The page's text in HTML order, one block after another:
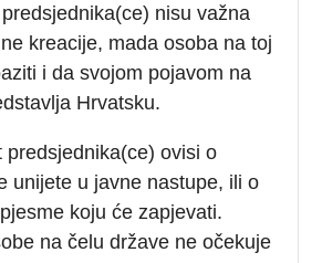
nisu važna
kreacije, mada osoba na toj
i da svojom pojavom na
Hrvatsku.
predsjednika(ce) ovisi o
unijete u javne nastupe, ili o
koju će zapjevati.
na čelu države ne očekuje